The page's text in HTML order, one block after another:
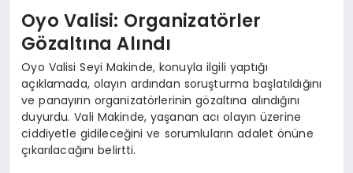
Oyo Valisi: Organizatörler
Gözaltına Alındı
Oyo Valisi Seyi Makinde, konuyla ilgili yaptığı
açıklamada, olayın ardından soruşturma başlatıldığını
ve panayırın organizatörlerinin gözaltına alındığını
duyurdu. Vali Makinde, yaşanan acı olayın üzerine
ciddiyetle gidileceğini ve sorumluların adalet önüne
çıkarılacağını belirtti.